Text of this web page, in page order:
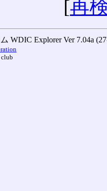
[再
WDIC Explorer Ver 7.04a